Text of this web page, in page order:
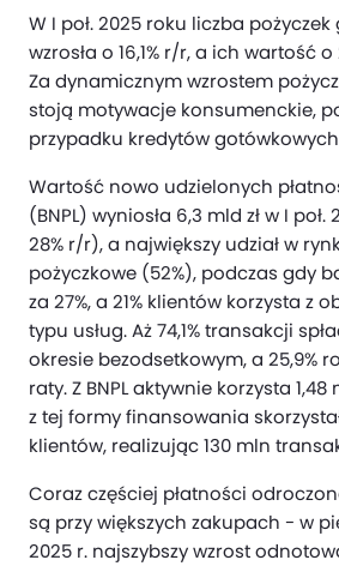
W I poł. 2025 roku liczba
wzrosła o 16,1% r/r, a ich wartość o
Za dynamicznym wzrostem
stoją motywacje konsumenckie,
przypadku kredytów
Wartość nowo udzielonych
(BNPL) wyniosła 6,3 mld zł w I
28% r/r), a największy udział w
pożyczkowe (52%), podczas gdy
za 27%, a 21% klientów korzysta z
typu usług. Aż 74,1% transakcji
okresie bezodsetkowym, a 25,9%
raty. Z BNPL aktywnie korzysta
z tej formy finansowania
klientów, realizując 130 mln
Coraz częściej płatności
są przy większych zakupach - w
2025 r. najszybszy wzrost